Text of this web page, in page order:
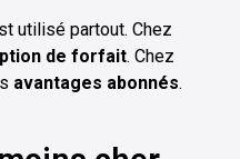
utilisé partout. Chez
de forfait. Chez
avantages abonnés.